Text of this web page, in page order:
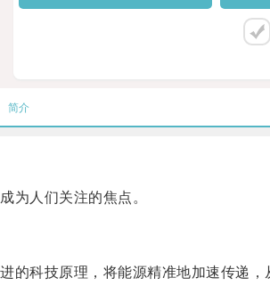
简介
人们关注的焦点。
科技原理，将能源精准地加速传递，